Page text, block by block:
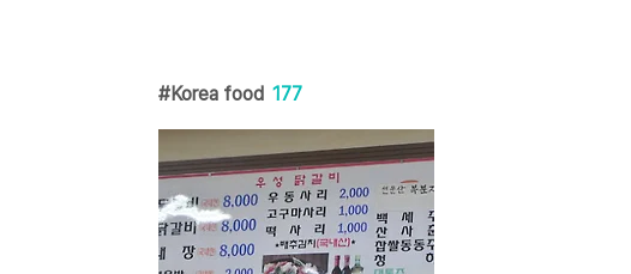
Korea food 177